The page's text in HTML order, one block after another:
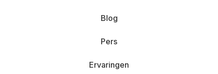
Blog
Pers
Ervaringen